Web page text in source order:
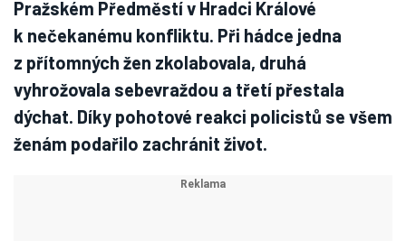
Pražském Předměstí v Hradci Králové
k nečekanému konfliktu. Při hádce jedna
z přítomných žen zkolabovala, druhá
vyhrožovala sebevraždou a třetí přestala
dýchat. Díky pohotové reakci policistů se všem
ženám podařilo zachránit život.